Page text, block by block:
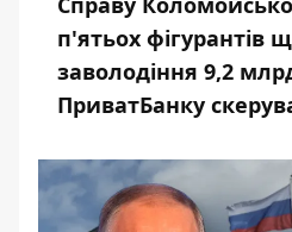
п'ятьох фігурантів
заволодіння 9,2
ПриватБанку